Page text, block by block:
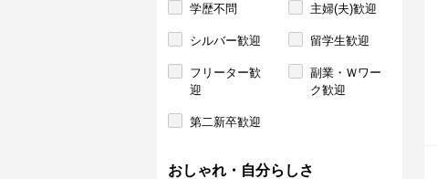
学歴不問 主婦(夫)歓迎
シルバー歓迎 留学生歓迎
フリーター歓
迎
副業・Ｗワー
ク歓迎
第二新卒歓迎
おしゃれ・自分らしさ